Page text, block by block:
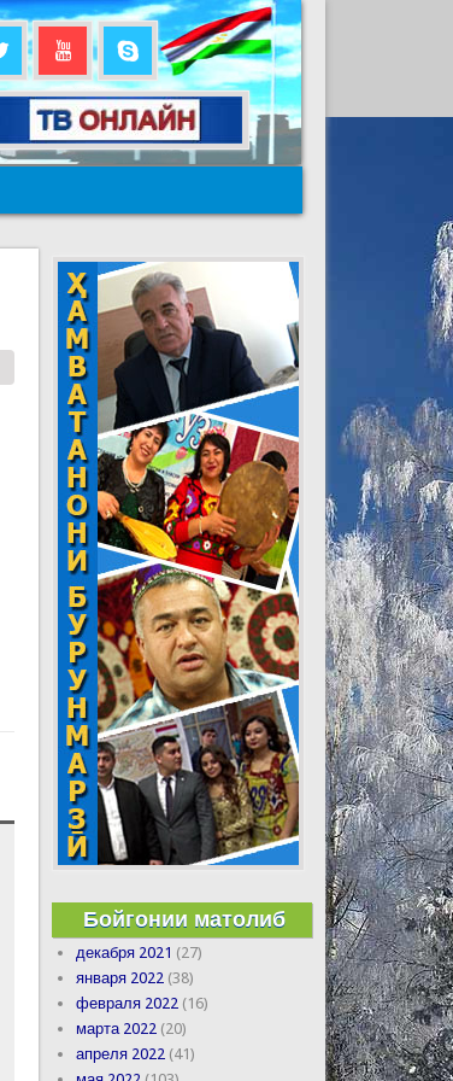
Бойгонии матолиб
декабря 2021 (27)
января 2022 (38)
февраля 2022 (16)
марта 2022 (20)
апреля 2022 (41)